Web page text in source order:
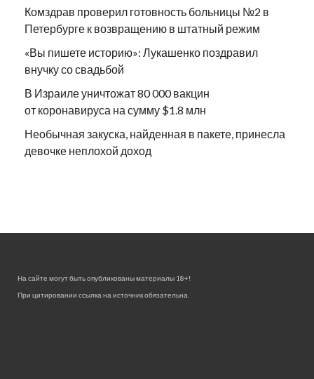
Комздрав проверил готовность больницы №2 в
Петербурге к возвращению в штатный режим
«Вы пишете историю»: Лукашенко поздравил
внучку со свадьбой
В Израиле уничтожат 80 000 вакцин
от коронавируса на сумму $1.8 млн
Необычная закуска, найденная в пакете, принесла
девочке неплохой доход
На сайте могут быть опубликованы материалы 18+!
При цитировании ссылка на источник обязательна.